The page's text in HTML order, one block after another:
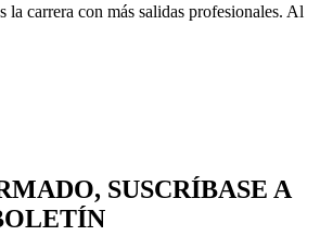
la carrera con más salidas profesionales. Al
SUSCRÍBASE A